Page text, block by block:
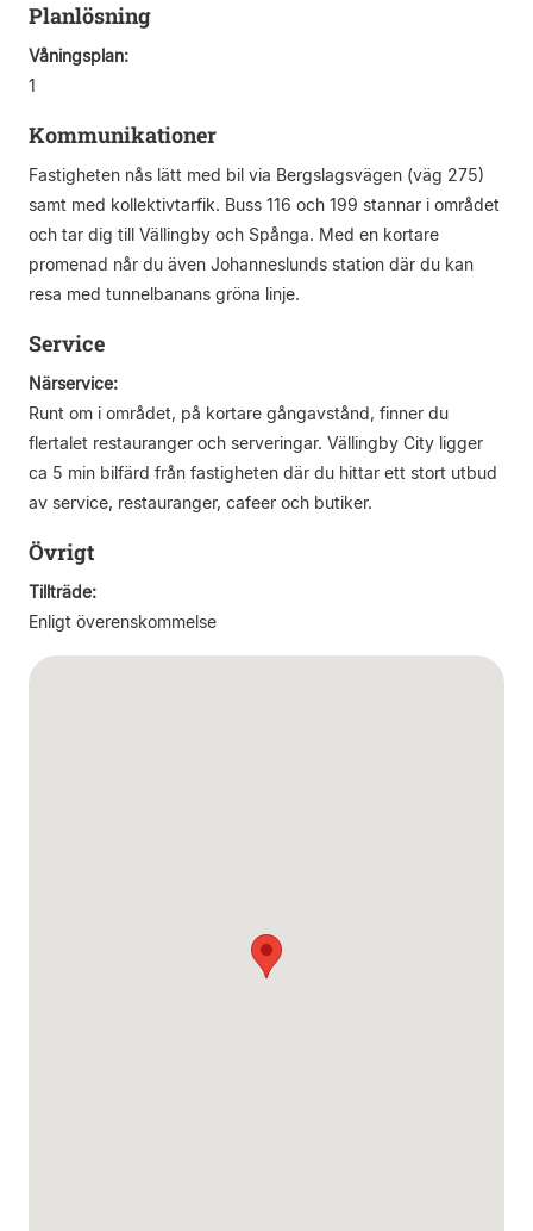
Planlösning
Våningsplan:
1
Kommunikationer
Fastigheten nås lätt med bil via Bergslagsvägen (väg 275)
samt med kollektivtarfik. Buss 116 och 199 stannar i området
och tar dig till Vällingby och Spånga. Med en kortare
promenad når du även Johanneslunds station där du kan
resa med tunnelbanans gröna linje.
Service
Närservice:
Runt om i området, på kortare gångavstånd, finner du
flertalet restauranger och serveringar. Vällingby City ligger
ca 5 min bilfärd från fastigheten där du hittar ett stort utbud
av service, restauranger, cafeer och butiker.
Övrigt
Tillträde:
Enligt överenskommelse